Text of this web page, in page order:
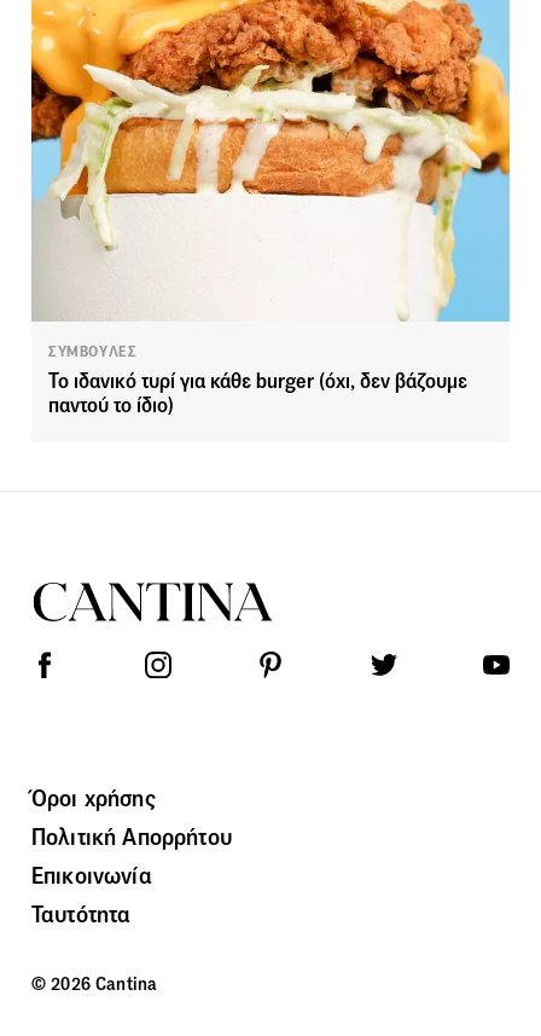
ΣΥΜΒΟΥΛΕΣ
Το ιδανικό τυρί για κάθε burger (όχι, δεν βάζουμε
παντού το ίδιο)
Όροι χρήσης
Πολιτική Απορρήτου
Επικοινωνία
Ταυτότητα
© 2026 Cantina